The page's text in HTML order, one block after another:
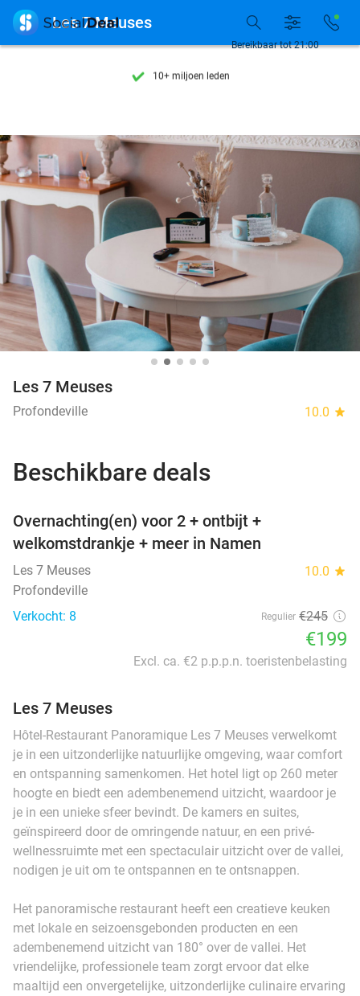
7 dagen per week beschikbaar
10+ miljoen leden
7 dagen per week beschikbaar
10+ miljoen leden
Bereikbaar tot 21:00
 Les 7 Meuses
Les 7 Meuses
Profondeville 10.0 star
Beschikbare deals
Overnachting(en) voor 2 + ontbijt +
welkomstdrankje + meer in Namen
Les 7 Meuses 10.0 star
Profondeville
Verkocht: 8
Regulier €245
€199
Excl. ca. €2 p.p.p.n. toeristenbelasting
Les 7 Meuses
Hôtel-Restaurant Panoramique Les 7 Meuses verwelkomt
je in een uitzonderlijke natuurlijke omgeving, waar comfort
en ontspanning samenkomen. Het hotel ligt op 260 meter
hoogte en biedt een adembenemend uitzicht, waardoor je
je in een unieke sfeer bevindt. De kamers en suites,
geïnspireerd door de omringende natuur, en een privé-
wellnessruimte met een spectaculair uitzicht over de vallei,
nodigen je uit om te ontspannen en te ontsnappen.
Het panoramische restaurant heeft een creatieve keuken
met lokale en seizoensgebonden producten en een
adembenemend uitzicht van 180° over de vallei. Het
vriendelijke, professionele team zorgt ervoor dat elke
maaltijd een onvergetelijke, uitzonderlijke culinaire ervaring